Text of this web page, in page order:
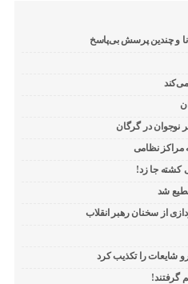
و چندین پرسش بی‌پاسخ
نوجوان در گرگان
مراکز نظامی
کشته جا زد!
شد
از سخنان رهبر انقلاب
شایعات را تکذیب کرد
گرفتند!